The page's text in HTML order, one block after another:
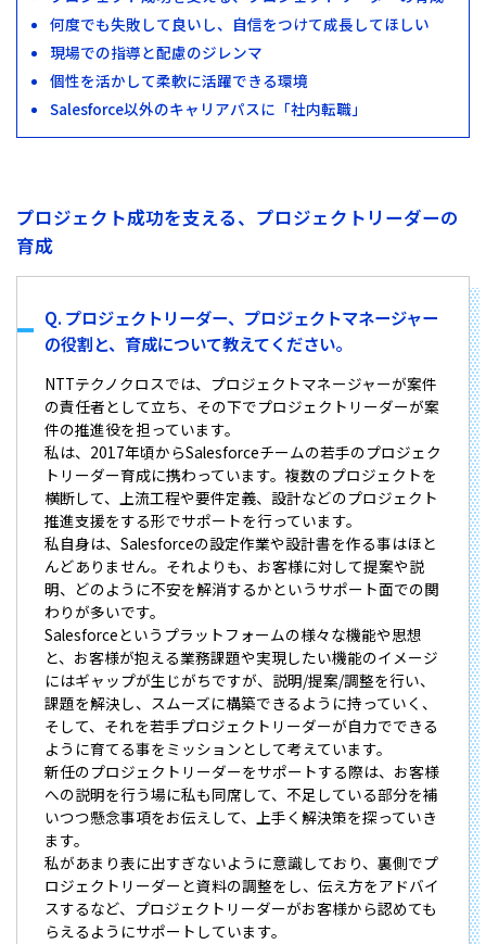
何度でも失敗して良いし、自信をつけて成長してほしい
現場での指導と配慮のジレンマ
個性を活かして柔軟に活躍できる環境
Salesforce以外のキャリアパスに「社内転職」
プロジェクト成功を支える、プロジェクトリーダーの
育成
Q. プロジェクトリーダー、プロジェクトマネージャー
の役割と、育成について教えてください。
NTTテクノクロスでは、プロジェクトマネージャーが案件
の責任者として立ち、その下でプロジェクトリーダーが案
件の推進役を担っています。
私は、2017年頃からSalesforceチームの若手のプロジェク
トリーダー育成に携わっています。複数のプロジェクトを
横断して、上流工程や要件定義、設計などのプロジェクト
推進支援をする形でサポートを行っています。
私自身は、Salesforceの設定作業や設計書を作る事はほと
んどありません。それよりも、お客様に対して提案や説
明、どのように不安を解消するかというサポート面での関
わりが多いです。
Salesforceというプラットフォームの様々な機能や思想
と、お客様が抱える業務課題や実現したい機能のイメージ
にはギャップが生じがちですが、説明/提案/調整を行い、
課題を解決し、スムーズに構築できるように持っていく、
そして、それを若手プロジェクトリーダーが自力でできる
ように育てる事をミッションとして考えています。
新任のプロジェクトリーダーをサポートする際は、お客様
への説明を行う場に私も同席して、不足している部分を補
いつつ懸念事項をお伝えして、上手く解決策を探っていき
ます。
私があまり表に出すぎないように意識しており、裏側でプ
ロジェクトリーダーと資料の調整をし、伝え方をアドバイ
スするなど、プロジェクトリーダーがお客様から認めても
らえるようにサポートしています。